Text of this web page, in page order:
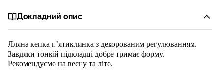
Докладний опис
Лляна кепка п’ятиклинка з декорованим регулюванням.
Завдяки тонкій підкладці добре тримає форму.
Рекомендуємо на весну та літо.